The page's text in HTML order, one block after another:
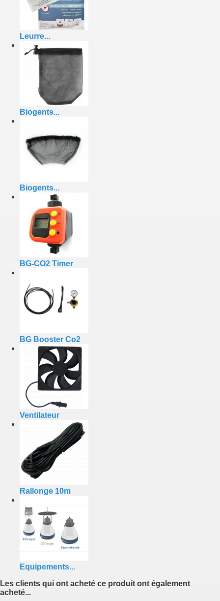
Leurre...
Biogents...
Biogents...
BG-CO2 Timer
BG Booster Co2
Ventilateur
Rallonge 10m
Equipements...
Les clients qui ont acheté ce produit ont également
acheté...